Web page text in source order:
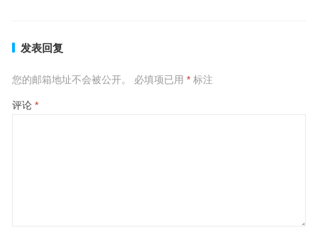
发表回复
您的邮箱地址不会被公开。 必填项已用 *标注
评论 *